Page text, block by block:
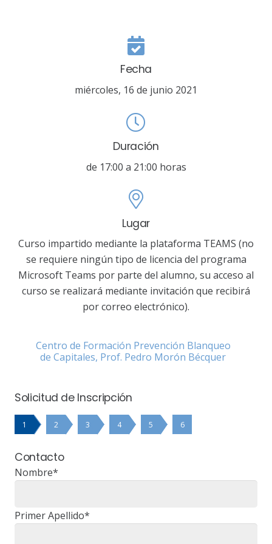
Fecha
miércoles, 16 de junio 2021
Duración
de 17:00 a 21:00 horas
Lugar
Curso impartido mediante la plataforma TEAMS (no
se requiere ningún tipo de licencia del programa
Microsoft Teams por parte del alumno, su acceso al
curso se realizará mediante invitación que recibirá
por correo electrónico).
Centro de Formación Prevención Blanqueo
de Capitales, Prof. Pedro Morón Bécquer
Solicitud de Inscripción
1 2 3 4 5 6
Contacto
Nombre*
Primer Apellido*